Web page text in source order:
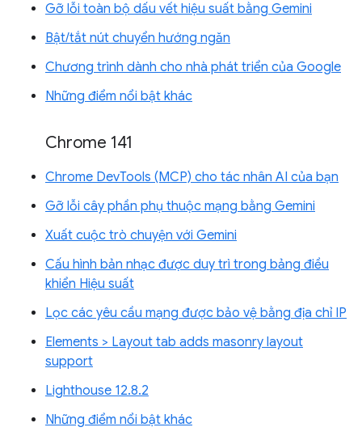
Gỡ lỗi toàn bộ dấu vết hiệu suất bằng Gemini
Bật/tắt nút chuyển hướng ngăn
Chương trình dành cho nhà phát triển của Google
Những điểm nổi bật khác
Chrome 141
Chrome DevTools (MCP) cho tác nhân AI của bạn
Gỡ lỗi cây phần phụ thuộc mạng bằng Gemini
Xuất cuộc trò chuyện với Gemini
Cấu hình bản nhạc được duy trì trong bảng điều
khiển Hiệu suất
Lọc các yêu cầu mạng được bảo vệ bằng địa chỉ IP
Elements > Layout tab adds masonry layout
support
Lighthouse 12.8.2
Những điểm nổi bật khác